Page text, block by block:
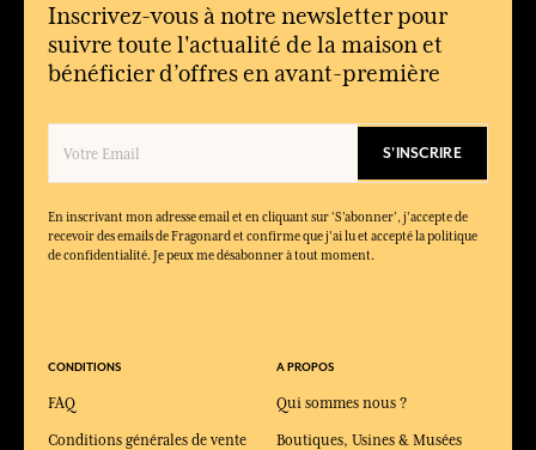
Inscrivez-vous à notre newsletter pour
suivre toute l'actualité de la maison et
bénéficier d’offres en avant-première
S'INSCRIRE
En inscrivant mon adresse email et en cliquant sur ‘S’abonner’, j'accepte de
recevoir des emails de Fragonard et confirme que j'ai lu et accepté la politique
de confidentialité. Je peux me désabonner à tout moment.
CONDITIONS
FAQ
Conditions générales de vente
A PROPOS
Qui sommes nous ?
Boutiques, Usines & Musées